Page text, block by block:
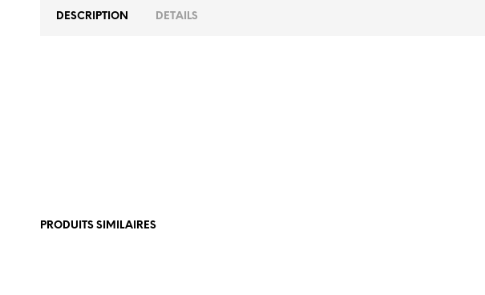
DESCRIPTION DETAILS
PRODUITS SIMILAIRES